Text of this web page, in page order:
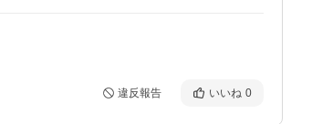
違反報告 いいね 0